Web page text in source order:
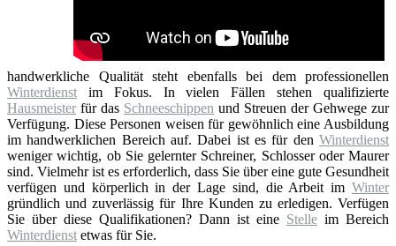
handwerkliche Qualität steht ebenfalls bei dem professionellen
Winterdienst im Fokus. In vielen Fällen stehen qualifizierte
Hausmeister für das Schneeschippen und Streuen der Gehwege zur
Verfügung. Diese Personen weisen für gewöhnlich eine Ausbildung
im handwerklichen Bereich auf. Dabei ist es für den Winterdienst
weniger wichtig, ob Sie gelernter Schreiner, Schlosser oder Maurer
sind. Vielmehr ist es erforderlich, dass Sie über eine gute Gesundheit
verfügen und körperlich in der Lage sind, die Arbeit im Winter
gründlich und zuverlässig für Ihre Kunden zu erledigen. Verfügen
Sie über diese Qualifikationen? Dann ist eine Stelle im Bereich
Winterdienst etwas für Sie.